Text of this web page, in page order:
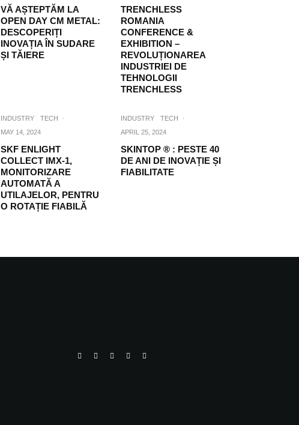
VĂ AȘTEPTĂM LA
OPEN DAY CM METAL:
DESCOPERIȚI
INOVAȚIA ÎN SUDARE
ȘI TĂIERE
TRENCHLESS
ROMANIA
CONFERENCE &
EXHIBITION –
REVOLUȚIONAREA
INDUSTRIEI DE
TEHNOLOGII
TRENCHLESS
INDUSTRY TECH
·
MAY 14, 2024
SKF ENLIGHT
COLLECT IMX-1,
MONITORIZARE
AUTOMATĂ A
UTILAJELOR, PENTRU
O ROTAȚIE FIABILĂ
INDUSTRY TECH
·
APRIL 25, 2024
SKINTOP ® : PESTE 40
DE ANI DE INOVAȚIE ȘI
FIABILITATE